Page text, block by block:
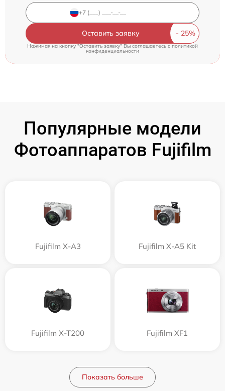
Оставить заявку
Нажимая на кнопку "Оставить заявку" Вы соглашаетесь cполитикой
конфиденциальности
Популярные модели
Фотоаппаратов Fujifilm
Fujifilm X-A3 Fujifilm X-A5 Kit
Fujifilm X-T200 Fujifilm XF1
Показать больше